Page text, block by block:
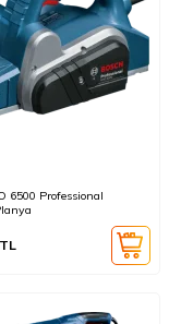
6500 Professional